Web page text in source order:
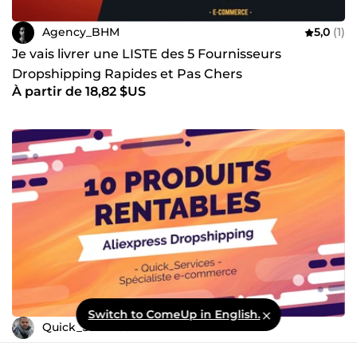
Agency_BHM 5,0 (1)
Je vais livrer une LISTE des 5 Fournisseurs
Dropshipping Rapides et Pas Chers
À partir de 18,82 $US
Quick_Services
Switch to ComeUp in English.